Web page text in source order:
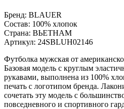
Бренд: BLAUER
Состав: 100% хлопок
Страна: ВЬЕТНАМ
Артикул: 24SBLUH02146
Футболка мужская от
Базовая модель с круглым
рукавами, выполнена из 100%
печать с логотипом бренда.
сочетать эту модель с
повседневного и спортивного